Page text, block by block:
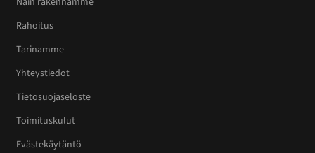
Rahoitus
Tarinamme
Yhteystiedot
Tietosuojaseloste
Toimituskulut
Evästekäytäntö